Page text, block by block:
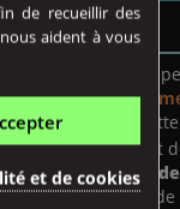
sans, ou avec très
vapoterplus
dangerosité
et éventuellement
e-liquides de
et une
de recueillir des
aident à vous
et de cookies